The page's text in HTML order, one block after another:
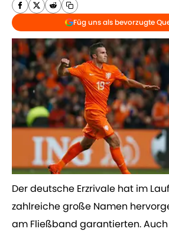
Füg uns als bevorzugte
Der deutsche Erzrivale hat im
zahlreiche große Namen
am Fließband garantierten.